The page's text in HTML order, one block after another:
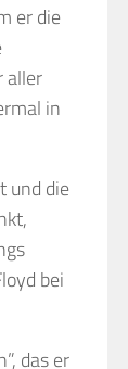
er die
aller
in
und die
bei
das er